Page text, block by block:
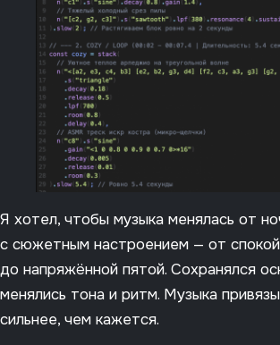
Я хотел, чтобы музыка менялась от
с сюжетным настроением — от
до напряжённой пятой. Сохранялся
менялись тона и ритм. Музыка
сильнее, чем кажется.